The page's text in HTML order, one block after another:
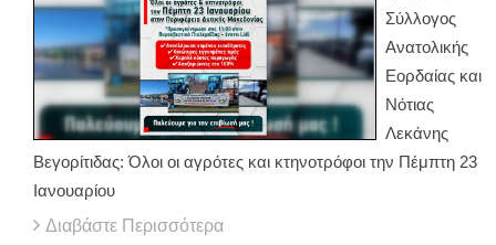
Σύλλογος
Ανατολικής
Εορδαίας και
Νότιας
Λεκάνης
Βεγορίτιδας: Όλοι οι αγρότες και κτηνοτρόφοι την Πέμπτη 23
Ιανουαρίου
Διαβάστε Περισσότερα